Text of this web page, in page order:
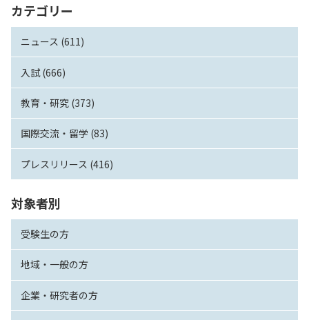
カテゴリー
ニュース (611)
入試 (666)
教育・研究 (373)
国際交流・留学 (83)
プレスリリース (416)
対象者別
受験生の方
地域・一般の方
企業・研究者の方